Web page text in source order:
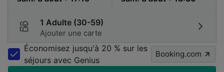
1 Adulte (30-59)
Ajouter une carte
Économisez jusqu'à 20 % sur les
séjours avec Genius
Booking.com